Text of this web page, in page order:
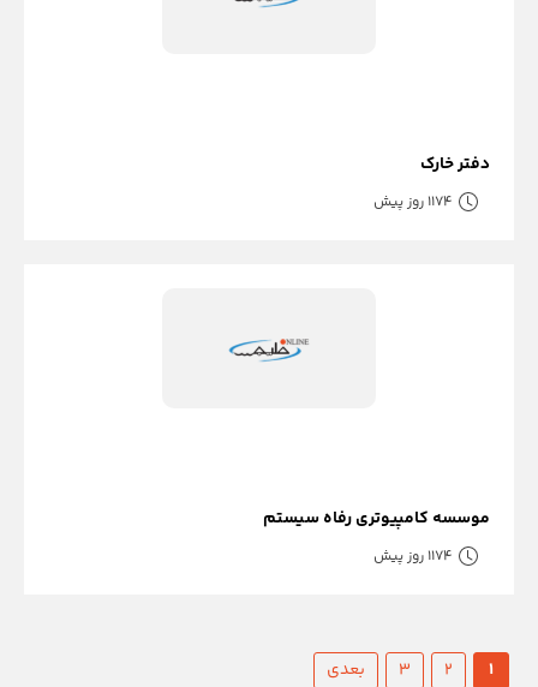
دفتر خارک
1174 روز پیش
موسسه کامپیوتری رفاه سیستم
1174 روز پیش
1
2
3 بعدی